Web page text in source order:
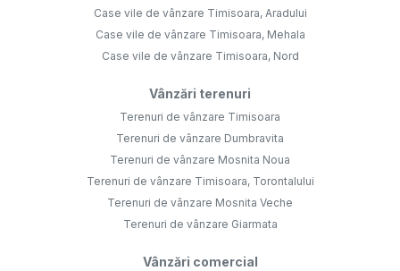
Case vile de vânzare Timisoara, Aradului
Case vile de vânzare Timisoara, Mehala
Case vile de vânzare Timisoara, Nord
Vânzări terenuri
Terenuri de vânzare Timisoara
Terenuri de vânzare Dumbravita
Terenuri de vânzare Mosnita Noua
Terenuri de vânzare Timisoara, Torontalului
Terenuri de vânzare Mosnita Veche
Terenuri de vânzare Giarmata
Vânzări comercial